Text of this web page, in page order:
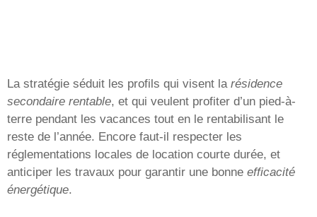
La stratégie séduit les profils qui visent la résidence
secondaire rentable, et qui veulent profiter d’un pied-à-
terre pendant les vacances tout en le rentabilisant le
reste de l’année. Encore faut-il respecter les
réglementations locales de location courte durée, et
anticiper les travaux pour garantir une bonne efficacité
énergétique.